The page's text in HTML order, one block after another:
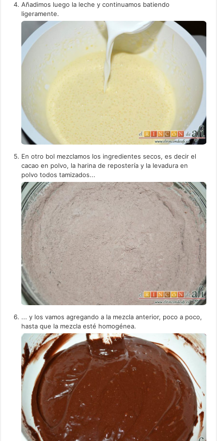
Añadimos luego la leche y continuamos batiendo
ligeramente.
En otro bol mezclamos los ingredientes secos, es decir el
cacao en polvo, la harina de repostería y la levadura en
polvo todos tamizados...
... y los vamos agregando a la mezcla anterior, poco a poco,
hasta que la mezcla esté homogénea.